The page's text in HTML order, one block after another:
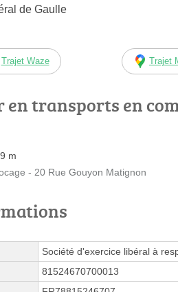
de Gaulle
Trajet Waze Trajet
en transports en
m
- 20 Rue Gouyon Matignon
Société d'exercice libéral à
81524670700013